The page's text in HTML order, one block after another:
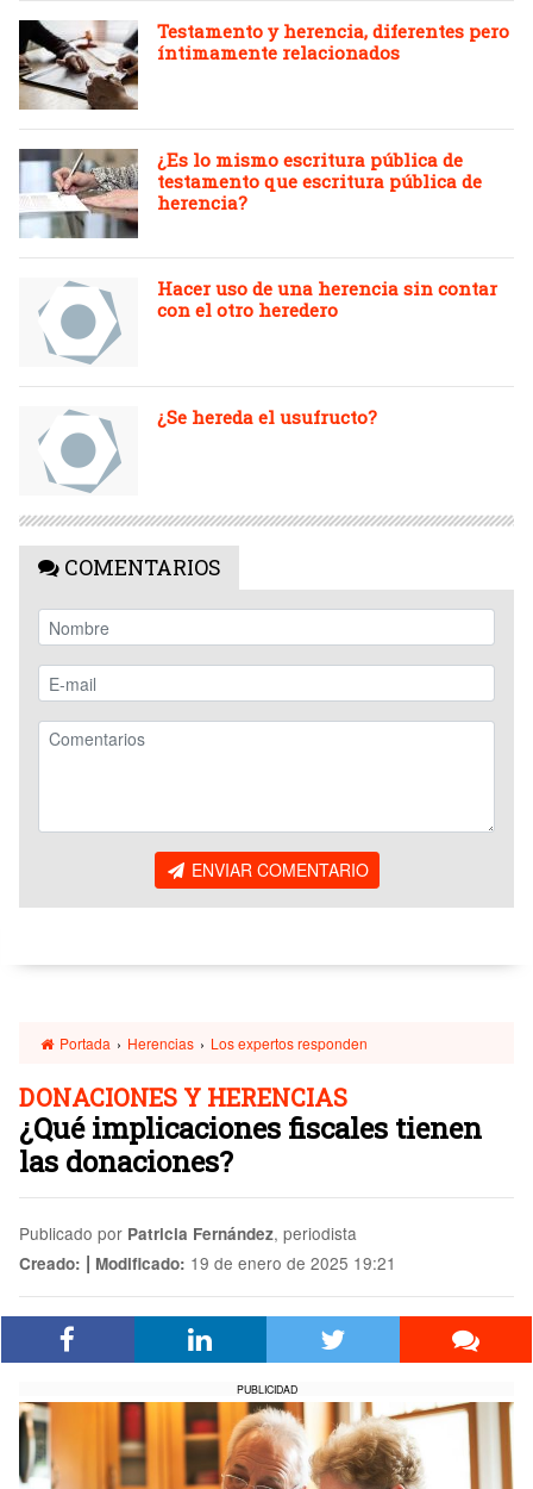
Testamento y herencia, diferentes pero
íntimamente relacionados
¿Es lo mismo escritura pública de
testamento que escritura pública de
herencia?
Hacer uso de una herencia sin contar
con el otro heredero
¿Se hereda el usufructo?
COMENTARIOS
ENVIAR COMENTARIO
Portada › Herencias › Los expertos responden
DONACIONES Y HERENCIAS
¿Qué implicaciones fiscales tienen
las donaciones?
Publicado por Patricia Fernández, periodista
Creado: | Modificado: 19 de enero de 2025 19:21
PUBLICIDAD